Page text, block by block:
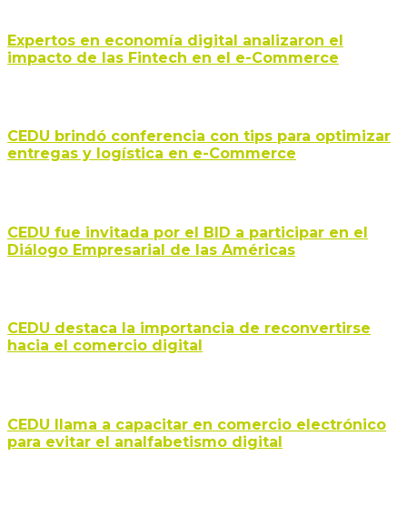
Expertos en economía digital analizaron el
impacto de las Fintech en el e-Commerce
CEDU brindó conferencia con tips para optimizar
entregas y logística en e-Commerce
CEDU fue invitada por el BID a participar en el
Diálogo Empresarial de las Américas
CEDU destaca la importancia de reconvertirse
hacia el comercio digital
CEDU llama a capacitar en comercio electrónico
para evitar el analfabetismo digital